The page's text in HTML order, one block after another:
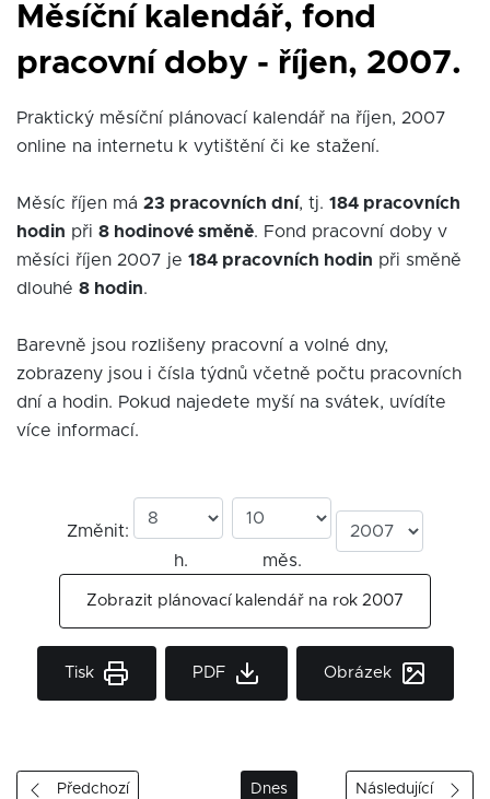
Měsíční kalendář, fond
pracovní doby - říjen, 2007.
Praktický měsíční plánovací kalendář na říjen, 2007
online na internetu k vytištění či ke stažení.
Měsíc říjen má 23 pracovních dní, tj. 184 pracovních
hodin při 8 hodinové směně. Fond pracovní doby v
měsíci říjen 2007 je 184 pracovních hodin při směně
dlouhé 8 hodin.
Barevně jsou rozlišeny pracovní a volné dny,
zobrazeny jsou i čísla týdnů včetně počtu pracovních
dní a hodin. Pokud najedete myší na svátek, uvídíte
více informací.
Změnit:
h.
měs.
Zobrazit plánovací kalendář na rok 2007
Tisk PDF Obrázek
Předchozí Dnes Následující